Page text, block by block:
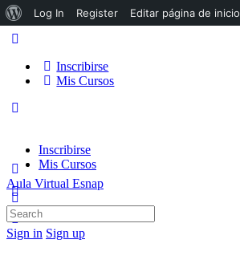
Acerca
WordPress
Log In Register Editar página de inicio
Inscribirse
Mis Cursos
Inscribirse
Mis Cursos
Sign in Sign up
Aula Virtual Esnap
Search
for: